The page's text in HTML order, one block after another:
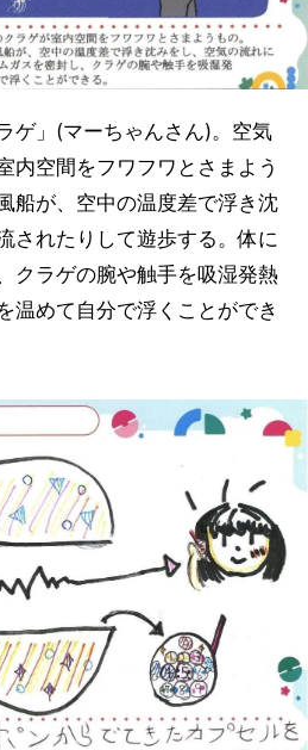
ゲ」(マーちゃんさん)。空気
内空間をフワフワとさまよう
船が、空中の温度差で浮き沈
されたりして遊歩する。体に
クラゲの腕や触手を吸湿発熱
温めて自分で浮くことができ